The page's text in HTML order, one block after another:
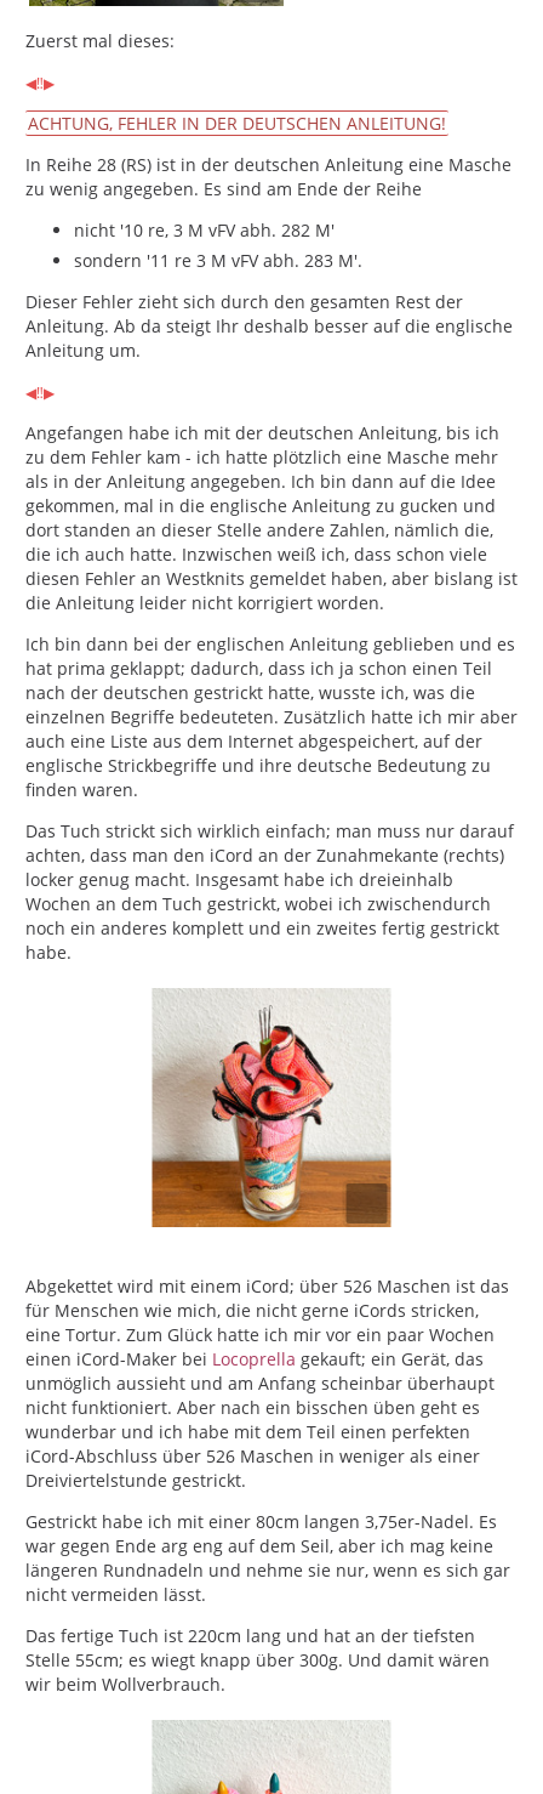
Zuerst mal dieses:
◀︎‼️▶︎
ACHTUNG, FEHLER IN DER DEUTSCHEN ANLEITUNG!
In Reihe 28 (RS) ist in der deutschen Anleitung eine Masche
zu wenig angegeben. Es sind am Ende der Reihe
nicht '10 re, 3 M vFV abh. 282 M'
sondern '11 re 3 M vFV abh. 283 M'.
Dieser Fehler zieht sich durch den gesamten Rest der
Anleitung. Ab da steigt Ihr deshalb besser auf die englische
Anleitung um.
◀︎‼️▶︎
Angefangen habe ich mit der deutschen Anleitung, bis ich
zu dem Fehler kam - ich hatte plötzlich eine Masche mehr
als in der Anleitung angegeben. Ich bin dann auf die Idee
gekommen, mal in die englische Anleitung zu gucken und
dort standen an dieser Stelle andere Zahlen, nämlich die,
die ich auch hatte. Inzwischen weiß ich, dass schon viele
diesen Fehler an Westknits gemeldet haben, aber bislang ist
die Anleitung leider nicht korrigiert worden.
Ich bin dann bei der englischen Anleitung geblieben und es
hat prima geklappt; dadurch, dass ich ja schon einen Teil
nach der deutschen gestrickt hatte, wusste ich, was die
einzelnen Begriffe bedeuteten. Zusätzlich hatte ich mir aber
auch eine Liste aus dem Internet abgespeichert, auf der
englische Strickbegriffe und ihre deutsche Bedeutung zu
finden waren.
Das Tuch strickt sich wirklich einfach; man muss nur darauf
achten, dass man den iCord an der Zunahmekante (rechts)
locker genug macht. Insgesamt habe ich dreieinhalb
Wochen an dem Tuch gestrickt, wobei ich zwischendurch
noch ein anderes komplett und ein zweites fertig gestrickt
habe.
Abgekettet wird mit einem iCord; über 526 Maschen ist das
für Menschen wie mich, die nicht gerne iCords stricken,
eine Tortur. Zum Glück hatte ich mir vor ein paar Wochen
einen iCord-Maker bei Locoprella gekauft; ein Gerät, das
unmöglich aussieht und am Anfang scheinbar überhaupt
nicht funktioniert. Aber nach ein bisschen üben geht es
wunderbar und ich habe mit dem Teil einen perfekten
iCord-Abschluss über 526 Maschen in weniger als einer
Dreiviertelstunde gestrickt.
Gestrickt habe ich mit einer 80cm langen 3,75er-Nadel. Es
war gegen Ende arg eng auf dem Seil, aber ich mag keine
längeren Rundnadeln und nehme sie nur, wenn es sich gar
nicht vermeiden lässt.
Das fertige Tuch ist 220cm lang und hat an der tiefsten
Stelle 55cm; es wiegt knapp über 300g. Und damit wären
wir beim Wollverbrauch.